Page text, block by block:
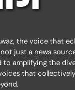
the voice that
just a news
amplifying the
that